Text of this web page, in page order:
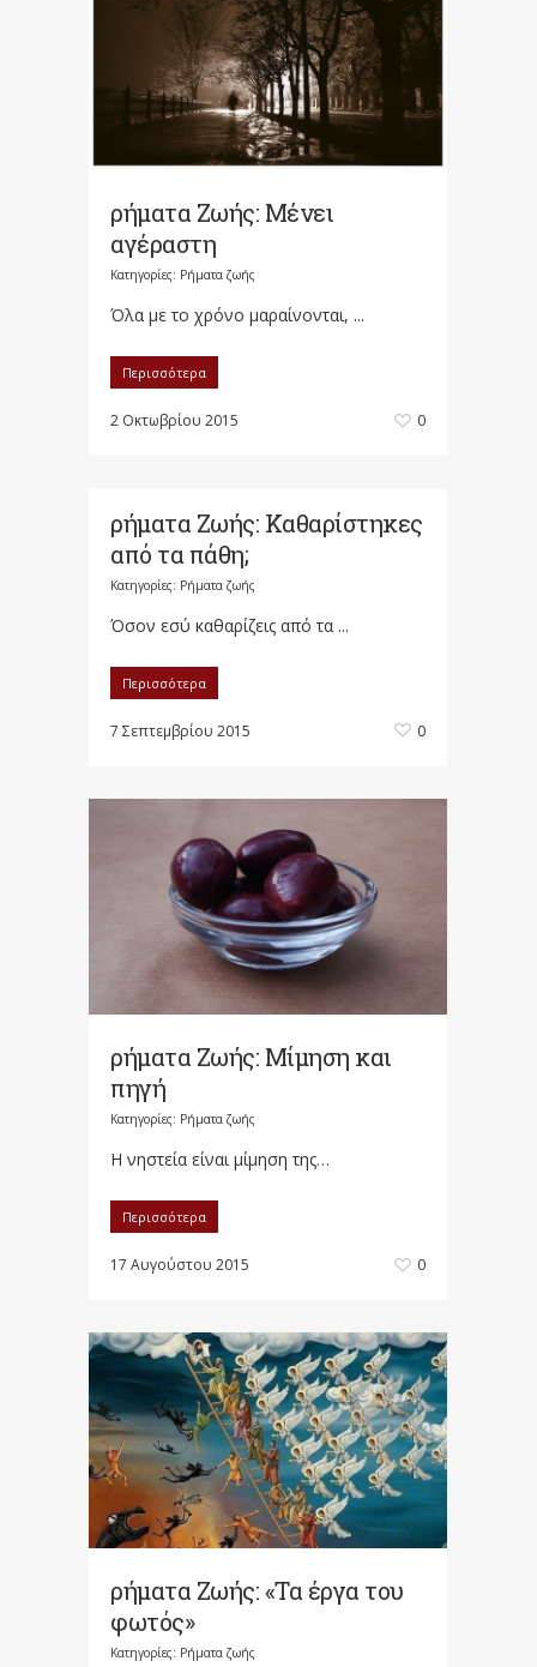
ρήματα Ζωής: Μένει
αγέραστη
Κατηγορίες: Ρήματα ζωής
Όλα με το χρόνο μαραίνονται, ...
Περισσότερα
2 Οκτωβρίου 2015 0
ρήματα Ζωής: Καθαρίστηκες
από τα πάθη;
Κατηγορίες: Ρήματα ζωής
Όσον εσύ καθαρίζεις από τα ...
Περισσότερα
7 Σεπτεμβρίου 2015 0
ρήματα Ζωής: Μίμηση και
πηγή
Κατηγορίες: Ρήματα ζωής
Η νηστεία είναι μίμηση της…
Περισσότερα
17 Αυγούστου 2015 0
ρήματα Ζωής: «Τα έργα του
φωτός»
Κατηγορίες: Ρήματα ζωής